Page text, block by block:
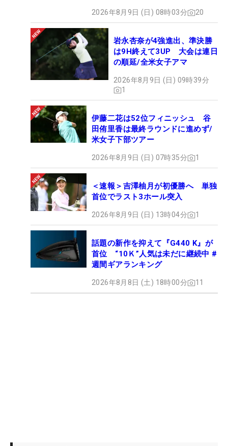
2026年8月9日 (日) 08時03分 20
岩永杏奈が4強進出、準決勝
は9H終えて3UP 大会は連日
の順延/全米女子アマ
2026年8月9日 (日) 09時39分
1
伊藤二花は52位フィニッシュ 谷
田侑里香は最終ラウンドに進めず/
米女子下部ツアー
2026年8月9日 (日) 07時35分 1
＜速報＞吉澤柚月が初優勝へ 単独
首位でラスト3ホール突入
2026年8月9日 (日) 13時04分 1
話題の新作を抑えて『G440 K』が
首位 “10Ｋ”人気は未だに継続中 #
週間ギアランキング
2026年8月8日 (土) 18時00分 11